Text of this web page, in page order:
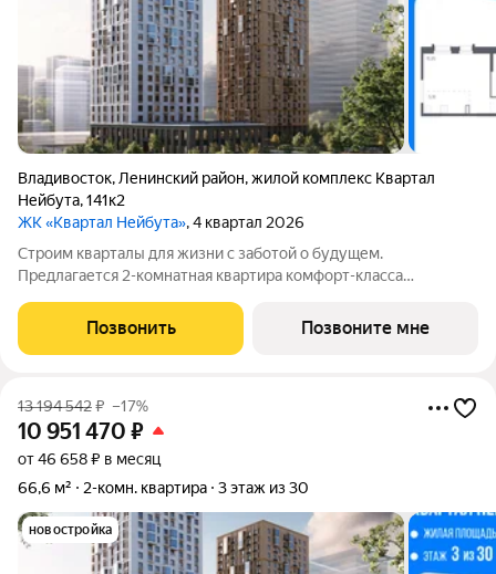
Владивосток, Ленинский район,жилой комплекс Квартал
Нейбута,141к2
ЖК «Квартал Нейбута», 4 квартал 2026
Строим кварталы для жизни с заботой о будущем.
Предлагается 2-комнатная квартира комфорт-класса
на 25-м этаже, в жилом комплексе "Квартал
Нейбута".Выбирайте свое место для счастливой жизни:
Позвонить Позвоните мне
13 194 542₽ –17%
10 951 470 ₽
от 46 658 ₽ в месяц
66,6 м²
2-комн. квартира 3 этаж из 30
новостройка